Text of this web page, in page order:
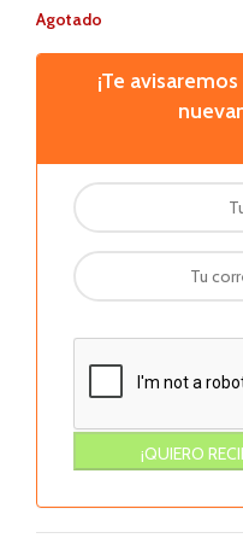
Agotado
¡Te